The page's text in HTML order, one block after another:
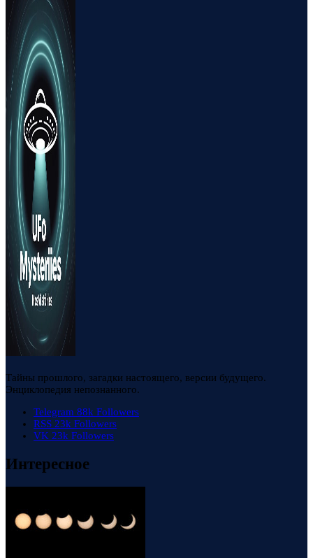
Тайны прошлого, загадки настоящего, версии будущего.
Энциклопедия непознанного.
Telegram 88k Followers
RSS 23k Followers
VK 23k Followers
Интересное